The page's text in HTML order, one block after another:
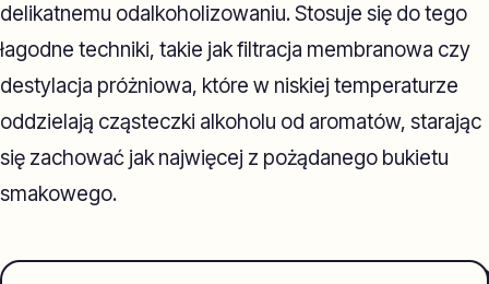
delikatnemu odalkoholizowaniu. Stosuje się do tego
łagodne techniki, takie jak filtracja membranowa czy
destylacja próżniowa, które w niskiej temperaturze
oddzielają cząsteczki alkoholu od aromatów, starając
się zachować jak najwięcej z pożądanego bukietu
smakowego.